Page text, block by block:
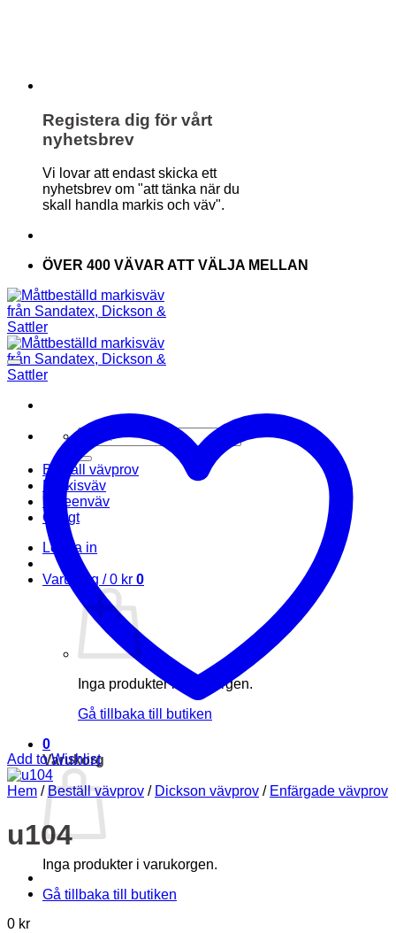
Registera dig för vårt
nyhetsbrev
Vi lovar att endast skicka ett
nyhetsbrev om "att tänka när du
skall handla markis och väv".
ÖVER 400 VÄVAR ATT VÄLJA MELLAN
Sök
efter:
Beställ vävprov
Markisväv
Screenväv
Övrigt
Logga in
Varukorg /0 kr 0
Inga produkter i varukorgen.
Gå tillbaka till butiken
0
Varukorg
Inga produkter i varukorgen.
Gå tillbaka till butiken
Add to Wishlist
Hem / Beställ vävprov / Dickson vävprov / Enfärgade vävprov
u104
0 kr